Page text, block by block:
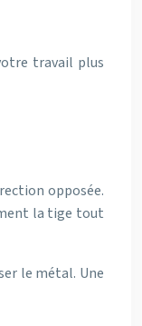
travail plus
opposée.
la tige tout
le métal. Une